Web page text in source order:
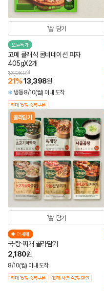
담기
오늘특가
고메 클래식 콤비네이션 피자
405gX2개
16,960원
21%13,398원
냉동 8/10(월) 이내 도착
최대 15% 중복쿠폰
골라담기
담기
더세페
국·탕·찌개 골라담기
2,180원
8/10(월) 이내 도착
최대 15% 중복쿠폰 10개 사면 40% 할인